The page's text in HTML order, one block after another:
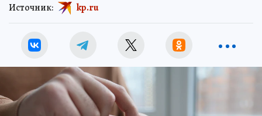
Источник: kp.ru